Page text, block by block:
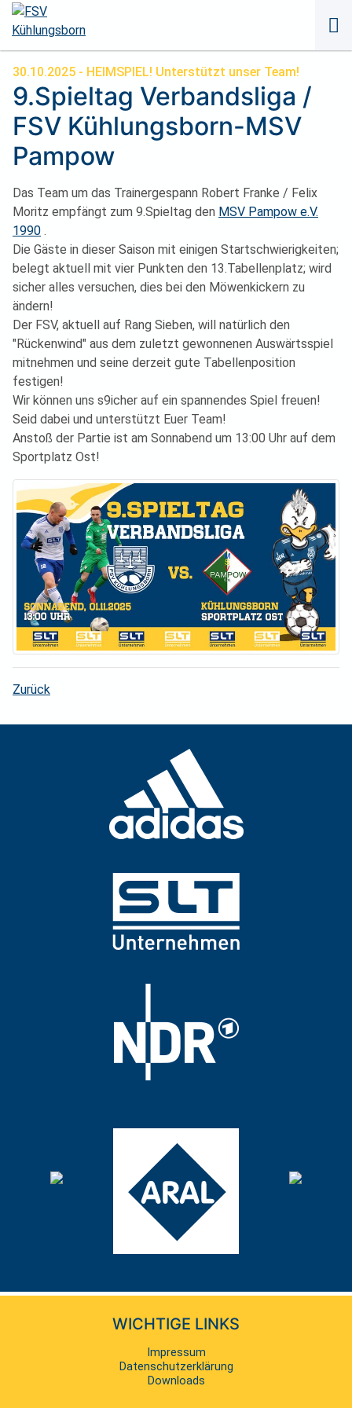
30.10.2025 - HEIMSPIEL! Unterstützt unser Team!
9.Spieltag Verbandsliga /
FSV Kühlungsborn-MSV
Pampow
Das Team um das Trainergespann Robert Franke / Felix
Moritz empfängt zum 9.Spieltag den MSV Pampow e.V.
1990 .
Die Gäste in dieser Saison mit einigen Startschwierigkeiten;
belegt aktuell mit vier Punkten den 13.Tabellenplatz; wird
sicher alles versuchen, dies bei den Möwenkickern zu
ändern!
Der FSV, aktuell auf Rang Sieben, will natürlich den
"Rückenwind" aus dem zuletzt gewonnenen Auswärtsspiel
mitnehmen und seine derzeit gute Tabellenposition
festigen!
Wir können uns s9icher auf ein spannendes Spiel freuen!
Seid dabei und unterstützt Euer Team!
Anstoß der Partie ist am Sonnabend um 13:00 Uhr auf dem
Sportplatz Ost!
Zurück
WICHTIGE LINKS
Navigation
überspringen
Impressum
Datenschutzerklärung
Downloads